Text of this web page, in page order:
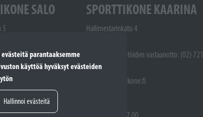
parantaaksemme
käyttöä hyväksyt evästeiden
Hallinnoi evästeitä
SALO
5
1400
SPORTTIKONE KAARINA
Hallimestarinkatu 4
Puhelin: Huoltotöiden vastaanotto: (02) 721
1507
kaarina@sporttikone.fi
ma-pe 9.00 - 17.00